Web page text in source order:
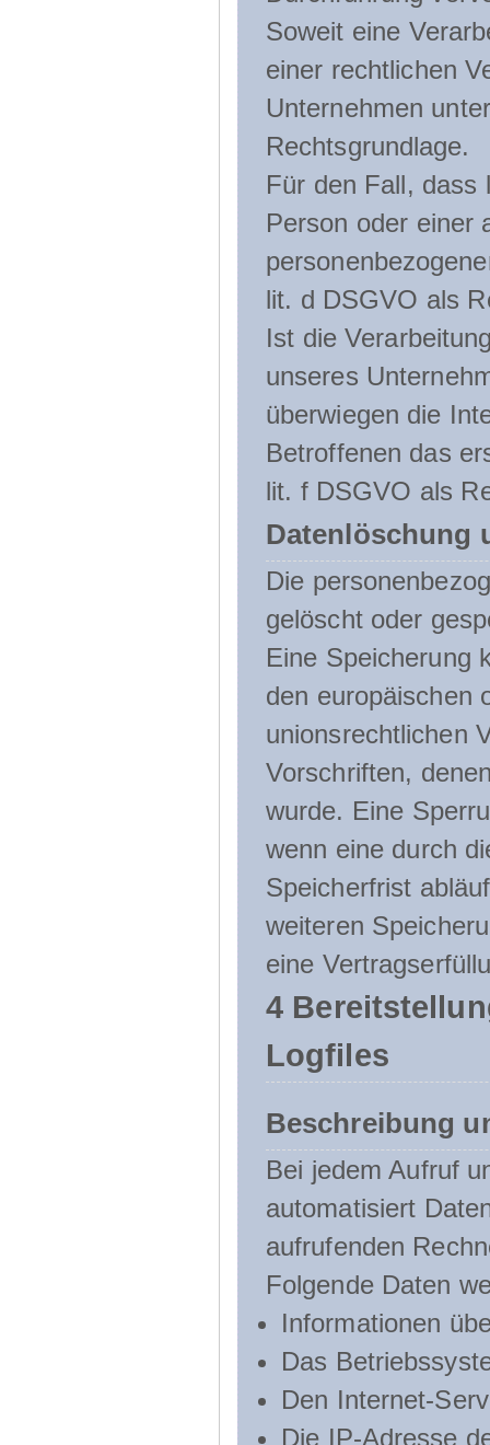
Soweit eine
einer rechtlichen
Unternehmen
Rechtsgrundlage.
Für den Fall, dass
Person oder einer
lit. d DSGVO als
Ist die
unseres
überwiegen die
Betroffenen das
lit. f DSGVO als
Datenlöschung
Die
gelöscht oder
Eine Speicherung
den europäischen
unionsrechtlichen
Vorschriften,
wurde. Eine
wenn eine durch
Speicherfrist
weiteren
eine
4
Logfiles
Beschreibung
Bei jedem Aufruf
automatisiert
aufrufenden
Folgende Daten
Informationen
Das
Den Internet-
Die IP-Adresse